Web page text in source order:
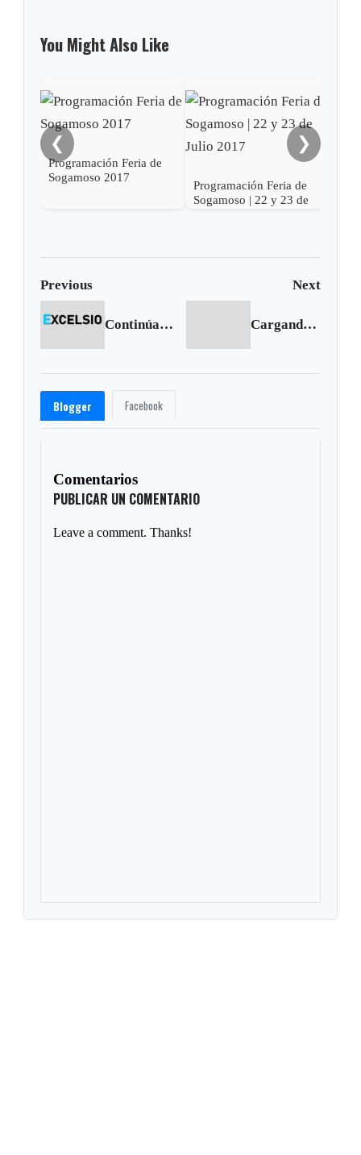
You Might Also Like
❮
Programación Feria de
Sogamoso 2017
Programación Feria de
Sogamoso | 22 y 23 de
❯
Previous Next
Continúan denuncias por intervención de Londoño Cargando siguiente...
Blogger Facebook
Comentarios
PUBLICAR UN COMENTARIO
Leave a comment. Thanks!